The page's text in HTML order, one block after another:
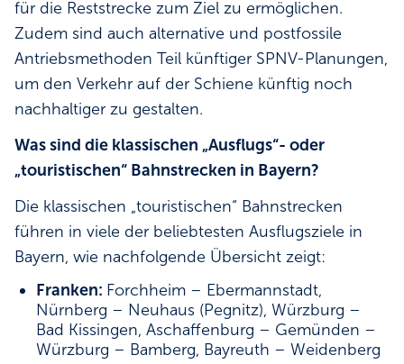
für die Reststrecke zum Ziel zu ermöglichen.
Zudem sind auch alternative und postfossile
Antriebsmethoden Teil künftiger SPNV-Planungen,
um den Verkehr auf der Schiene künftig noch
nachhaltiger zu gestalten.
Was sind die klassischen „Ausflugs“- oder
„touristischen“ Bahnstrecken in Bayern?
Die klassischen „touristischen“ Bahnstrecken
führen in viele der beliebtesten Ausflugsziele in
Bayern, wie nachfolgende Übersicht zeigt:
Franken: Forchheim – Ebermannstadt,
Nürnberg – Neuhaus (Pegnitz), Würzburg –
Bad Kissingen, Aschaffenburg – Gemünden –
Würzburg – Bamberg, Bayreuth – Weidenberg